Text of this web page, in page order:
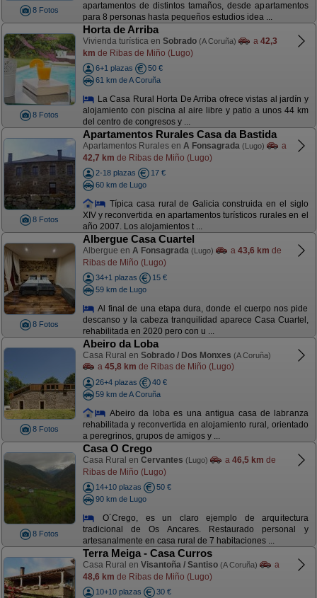
8 Fotos
apartamentos de distintos tamaños, desde apartamentos
para 8 personas hasta pequeños estudios idea ...
8 Fotos
Horta de Arriba
Vivienda turística en Sobrado (A Coruña) a 42,3
km de Ribas de Miño (Lugo)
6+1 plazas
50 €
61 km de A Coruña
La Casa Rural Horta De Arriba ofrece vistas al jardín y
alojamiento con piscina al aire libre y patio a unos 44 km
del centro de congresos y ...
8 Fotos
Apartamentos Rurales Casa da Bastida
Apartamentos Rurales en A Fonsagrada (Lugo)
a
42,7 km de Ribas de Miño (Lugo)
2-18 plazas
17 €
60 km de Lugo
Típica casa rural de Galicia construida en el siglo
XIV y reconvertida en apartamentos turísticos rurales en el
año 2007. Los alojamientos t ...
8 Fotos
Albergue Casa Cuartel
Albergue en A Fonsagrada (Lugo) a 43,6 km de
Ribas de Miño (Lugo)
34+1 plazas
15 €
59 km de Lugo
Al final de una etapa dura, donde el cuerpo nos pide
descanso y la cabeza tranquilidad aparece Casa Cuartel,
rehabilitada en 2020 pero con u ...
8 Fotos
Abeiro da Loba
Casa Rural en Sobrado / Dos Monxes (A Coruña)
a 45,8 km de Ribas de Miño (Lugo)
26+4 plazas
40 €
59 km de A Coruña
Abeiro da loba es una antigua casa de labranza
rehabilitada y reconvertida en alojamiento rural, orientado
a peregrinos, grupos de amigos y ...
8 Fotos
Casa O Crego
Casa Rural en Cervantes (Lugo) a 46,5 km de
Ribas de Miño (Lugo)
14+10 plazas
50 €
90 km de Lugo
O´Crego, es un claro ejemplo de arquitectura
tradicional de Os Ancares. Restaurado personal y
artesanalmente en casa rural de 7 habitaciones ...
Terra Meiga - Casa Curros
Casa Rural en Visantoña / Santiso (A Coruña)
a
48,6 km de Ribas de Miño (Lugo)
10+10 plazas
30 €